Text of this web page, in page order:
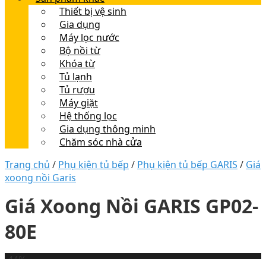
Thiết bị vệ sinh
Gia dụng
Máy lọc nước
Bộ nồi từ
Khóa từ
Tủ lạnh
Tủ rượu
Máy giặt
Hệ thống lọc
Gia dụng thông minh
Chăm sóc nhà cửa
Trang chủ / Phụ kiện tủ bếp / Phụ kiện tủ bếp GARIS / Giá
xoong nồi Garis
Giá Xoong Nồi GARIS GP02-
80E